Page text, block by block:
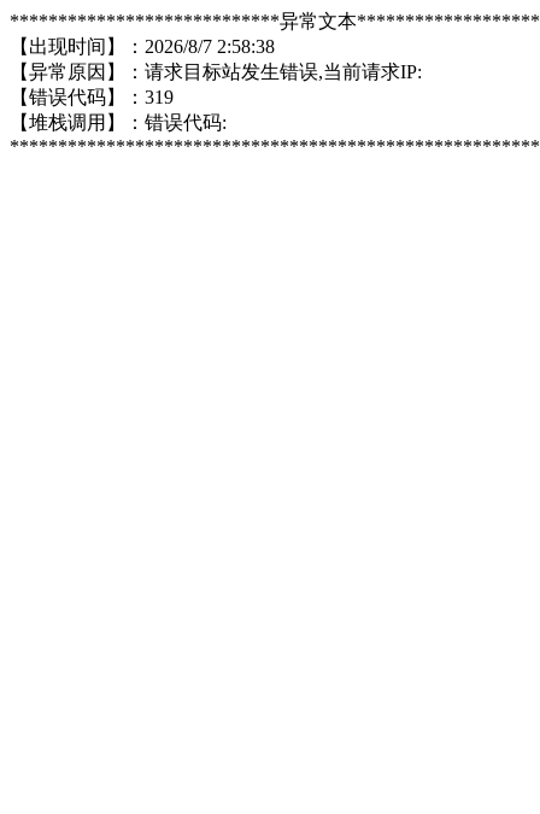
****************************异常文本
【出现时间】：2026/8/7 2:58:38
【异常原因】：请求目标站发生错误,当前请求IP:
【错误代码】：319
【堆栈调用】：错误代码: